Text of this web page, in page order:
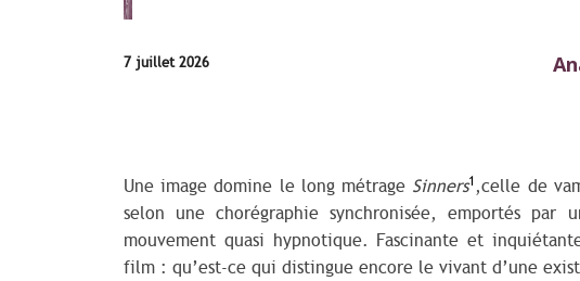
7 juillet 2026
Une image domine le long métrage Sinners1 ,celle de
selon une chorégraphie synchronisée, emportés par
mouvement quasi hypnotique. Fascinante et
film : qu’est-ce qui distingue encore le vivant d’une